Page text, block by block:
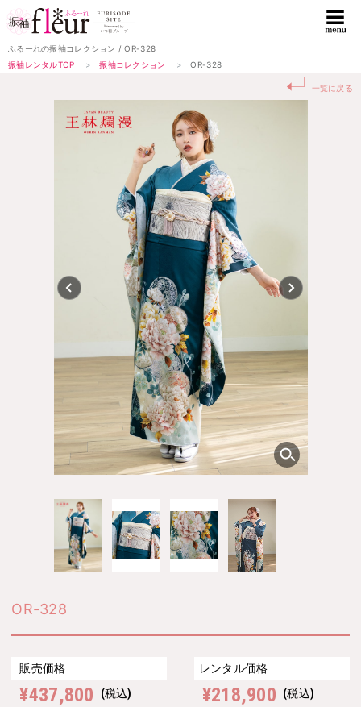
ふるーれの振袖コレクション / OR-328
振袖レンタルTOP
振袖コレクション OR-328
↵ 一覧に戻る
OR-328
販売価格
¥437,800 (税込)
レンタル価格
¥218,900 (税込)